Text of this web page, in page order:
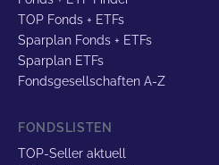
TOP Fonds + ETFs
Sparplan Fonds + ETFs
Sparplan ETFs
Fondsgesellschaften A-Z
FONDSLISTEN
TOP-Seller aktuell